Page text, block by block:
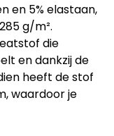
en 5% elastaan,
g/m².
die
en dankzij de
heeft de stof
, waardoor je